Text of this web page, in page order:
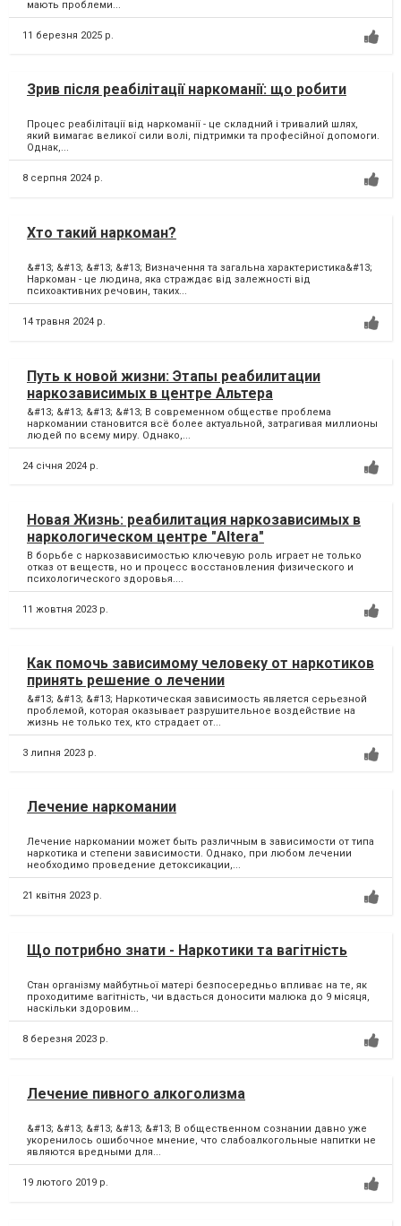
мають проблеми...
11 березня 2025 р.
Зрив після реабілітації наркоманії: що робити
Процес реабілітації від наркоманії - це складний і тривалий шлях,
який вимагає великої сили волі, підтримки та професійної допомоги.
Однак,...
8 серпня 2024 р.
Хто такий наркоман?
&#13; &#13; &#13; &#13; Визначення та загальна характеристика&#13;
Наркоман - це людина, яка страждає від залежності від
психоактивних речовин, таких...
14 травня 2024 р.
Путь к новой жизни: Этапы реабилитации
наркозависимых в центре Альтера
&#13; &#13; &#13; &#13; В современном обществе проблема
наркомании становится всё более актуальной, затрагивая миллионы
людей по всему миру. Однако,...
24 січня 2024 р.
Новая Жизнь: реабилитация наркозависимых в
наркологическом центре "Altera"
В борьбе с наркозависимостью ключевую роль играет не только
отказ от веществ, но и процесс восстановления физического и
психологического здоровья....
11 жовтня 2023 р.
Как помочь зависимому человеку от наркотиков
принять решение о лечении
&#13; &#13; &#13; Наркотическая зависимость является серьезной
проблемой, которая оказывает разрушительное воздействие на
жизнь не только тех, кто страдает от...
3 липня 2023 р.
Лечение наркомании
Лечение наркомании может быть различным в зависимости от типа
наркотика и степени зависимости. Однако, при любом лечении
необходимо проведение детоксикации,...
21 квітня 2023 р.
Що потрибно знати - Наркотики та вагітність
Стан організму майбутньої матері безпосередньо впливає на те, як
проходитиме вагітність, чи вдасться доносити малюка до 9 місяця,
наскільки здоровим...
8 березня 2023 р.
Лечение пивного алкоголизма
&#13; &#13; &#13; &#13; &#13; В общественном сознании давно уже
укоренилось ошибочное мнение, что слабоалкогольные напитки не
являются вредными для...
19 лютого 2019 р.